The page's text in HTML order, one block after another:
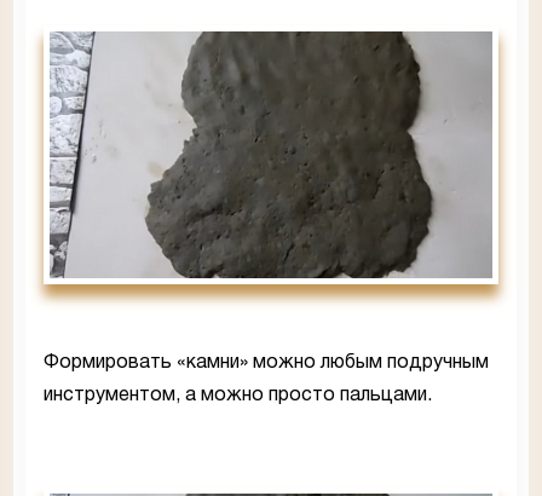
Формировать «камни» можно любым подручным
инструментом, а можно просто пальцами.